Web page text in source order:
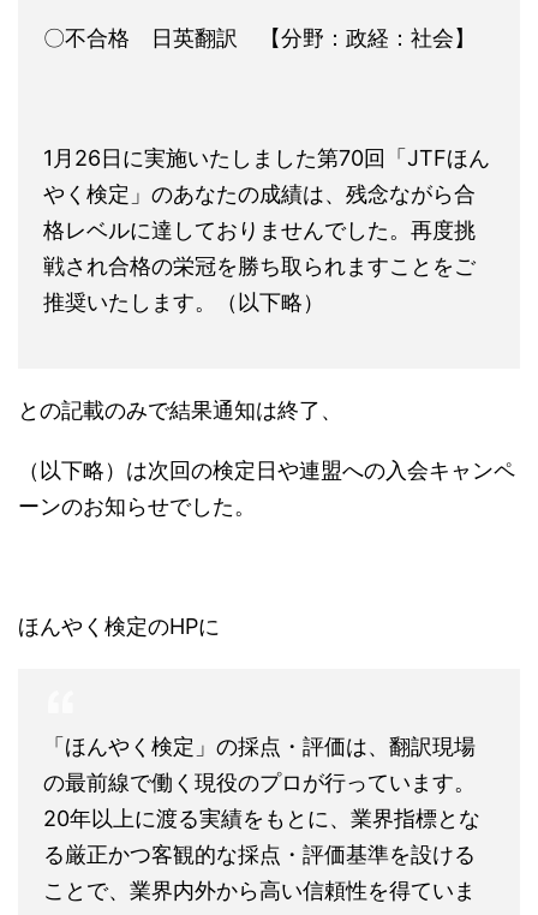
〇不合格 日英翻訳 【分野：政経：社会】
1月26日に実施いたしました第70回「JTFほん
やく検定」のあなたの成績は、残念ながら合
格レベルに達しておりませんでした。再度挑
戦され合格の栄冠を勝ち取られますことをご
推奨いたします。（以下略）
との記載のみで結果通知は終了、
（以下略）は次回の検定日や連盟への入会キャンペ
ーンのお知らせでした。
ほんやく検定のHPに
「ほんやく検定」の採点・評価は、翻訳現場
の最前線で働く現役のプロが行っています。
20年以上に渡る実績をもとに、業界指標とな
る厳正かつ客観的な採点・評価基準を設ける
ことで、業界内外から高い信頼性を得ていま